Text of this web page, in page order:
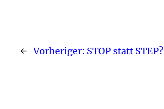
← Vorheriger: STOP statt STEP?